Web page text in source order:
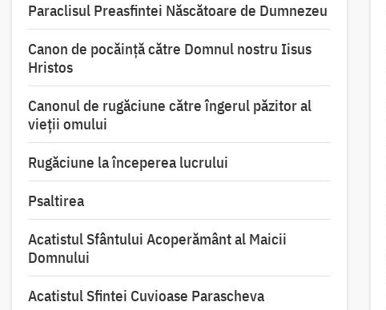
Paraclisul Preasfintei Născătoare de Dumnezeu
Canon de pocăință către Domnul nostru Iisus
Hristos
Canonul de rugăciune către îngerul păzitor al
vieții omului
Rugăciune la începerea lucrului
Psaltirea
Acatistul Sfântului Acoperământ al Maicii
Domnului
Acatistul Sfintei Cuvioase Parascheva